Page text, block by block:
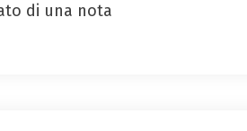
di una nota